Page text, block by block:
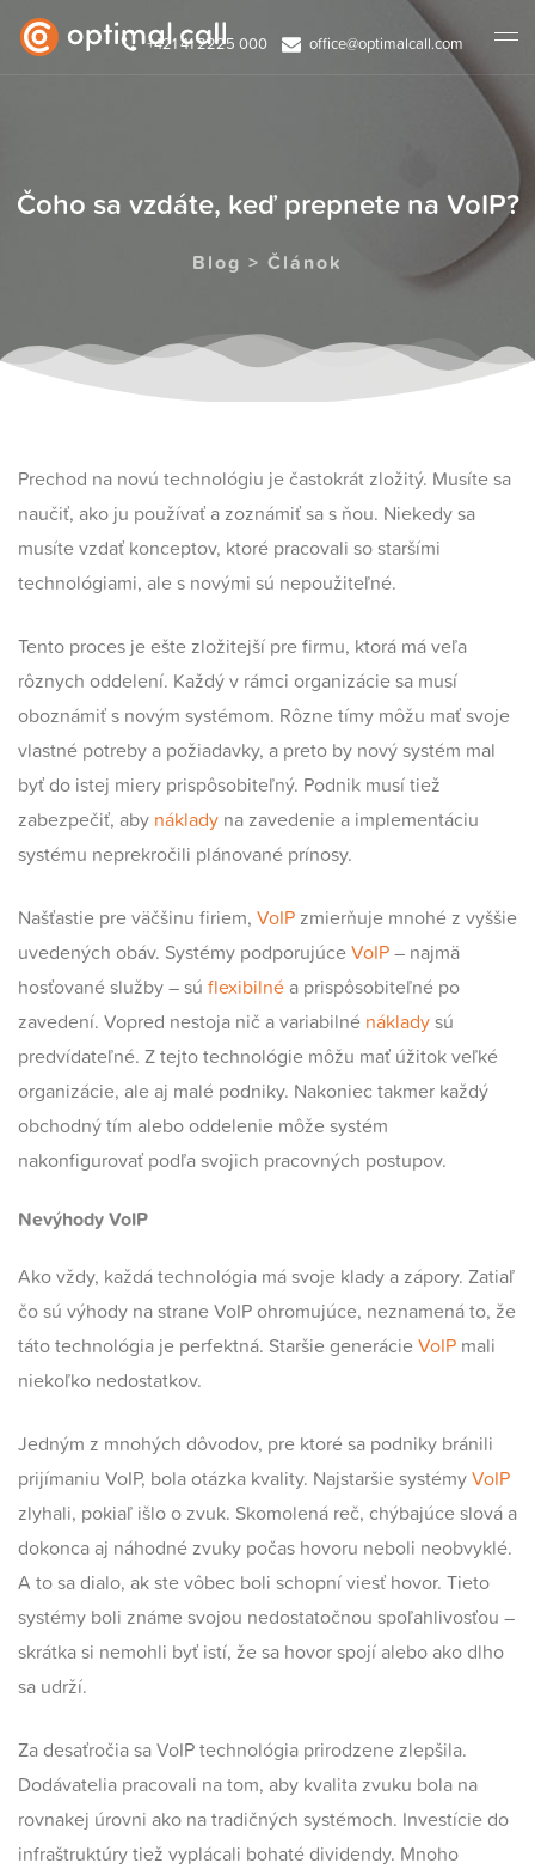
+421 41 2225 000 office@optimalcall.com
Čoho sa vzdáte, keď prepnete na VoIP?
Blog > Článok
Prechod na novú technológiu je častokrát zložitý. Musíte sa
naučiť, ako ju používať a zoznámiť sa s ňou. Niekedy sa
musíte vzdať konceptov, ktoré pracovali so staršími
technológiami, ale s novými sú nepoužiteľné.
Tento proces je ešte zložitejší pre firmu, ktorá má veľa
rôznych oddelení. Každý v rámci organizácie sa musí
oboznámiť s novým systémom. Rôzne tímy môžu mať svoje
vlastné potreby a požiadavky, a preto by nový systém mal
byť do istej miery prispôsobiteľný. Podnik musí tiež
zabezpečiť, aby náklady na zavedenie a implementáciu
systému neprekročili plánované prínosy.
Našťastie pre väčšinu firiem, VoIP zmierňuje mnohé z vyššie
uvedených obáv. Systémy podporujúce VoIP– najmä
hosťované služby – sú flexibilnéa prispôsobiteľné po
zavedení. Vopred nestoja nič a variabilné nákladysú
predvídateľné. Z tejto technológie môžu mať úžitok veľké
organizácie, ale aj malé podniky. Nakoniec takmer každý
obchodný tím alebo oddelenie môže systém
nakonfigurovať podľa svojich pracovných postupov.
Nevýhody VoIP
Ako vždy, každá technológia má svoje klady a zápory. Zatiaľ
čo sú výhody na strane VoIP ohromujúce, neznamená to, že
táto technológia je perfektná. Staršie generácie VoIP mali
niekoľko nedostatkov.
Jedným z mnohých dôvodov, pre ktoré sa podniky bránili
prijímaniu VoIP, bola otázka kvality. Najstaršie systémyVoIP
zlyhali, pokiaľ išlo o zvuk. Skomolená reč, chýbajúce slová a
dokonca aj náhodné zvuky počas hovoru neboli neobvyklé.
A to sa dialo, ak ste vôbec boli schopní viesť hovor. Tieto
systémy boli známe svojou nedostatočnou spoľahlivosťou –
skrátka si nemohli byť istí, že sa hovor spojí alebo ako dlho
sa udrží.
Za desaťročia sa VoIP technológia prirodzene zlepšila.
Dodávatelia pracovali na tom, aby kvalita zvuku bola na
rovnakej úrovni ako na tradičných systémoch. Investície do
infraštruktúry tiež vyplácali bohaté dividendy. Mnoho